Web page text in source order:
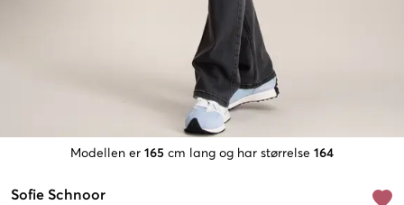
Modellen er 165 cm lang og har størrelse 164
Sofie Schnoor